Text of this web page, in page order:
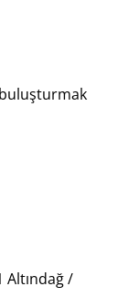
buluşturmak
Altındağ /